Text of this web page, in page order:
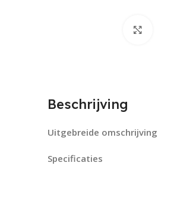
Beschrijving
Uitgebreide omschrijving
Specificaties